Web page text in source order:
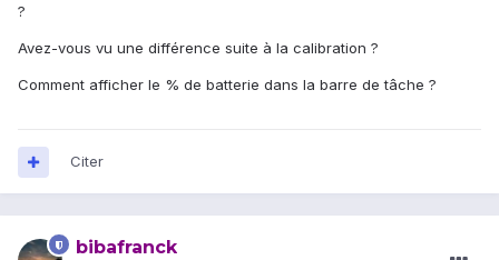
?
Avez-vous vu une différence suite à la calibration ?
Comment afficher le % de batterie dans la barre de tâche ?
Citer
bibafranck